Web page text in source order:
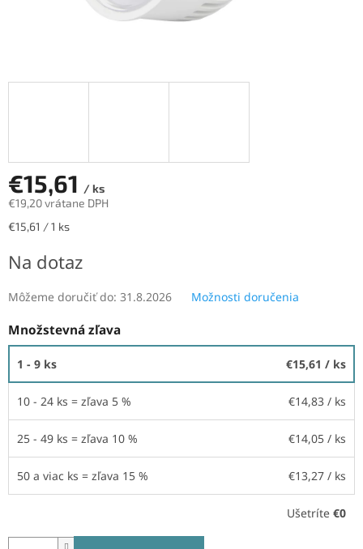
€15,61 / ks
€19,20 vrátane DPH
Jednotková
€15,61 / 1 ks
Na dotaz
Môžeme doručiť do: 31.8.2026 Možnosti doručenia
Množstevná zľava
1 - 9 ks €15,61 / ks
10 - 24 ks = zľava 5 % €14,83 / ks
25 - 49 ks = zľava 10 % €14,05 / ks
50 a viac ks = zľava 15 % €13,27 / ks
Ušetríte €0